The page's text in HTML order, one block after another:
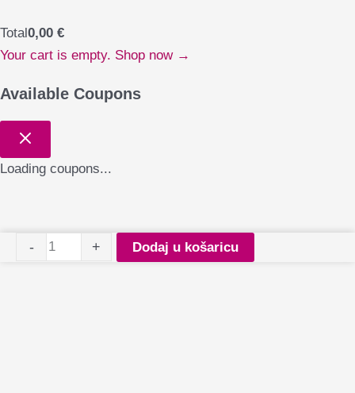
Total0,00 €
Your cart is empty. Shop now →
Available Coupons
Loading coupons...
-
Čašica
+ Dodaj u košaricu